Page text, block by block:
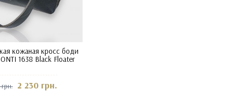
кожаная кросс боди
1638 Black Floater
2 230 грн.